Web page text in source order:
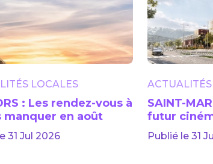
LOCALES
: Les rendez-vous à
manquer en août
31 Jul 2026
SAINT-
futur
dévoile sa
Publié le 31